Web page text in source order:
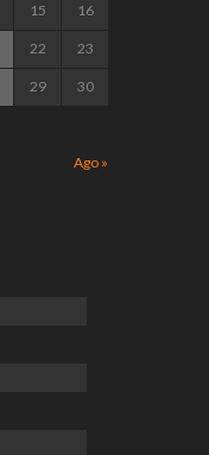
Ago »
15 16
22 23
29 30